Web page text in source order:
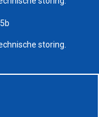
storing.